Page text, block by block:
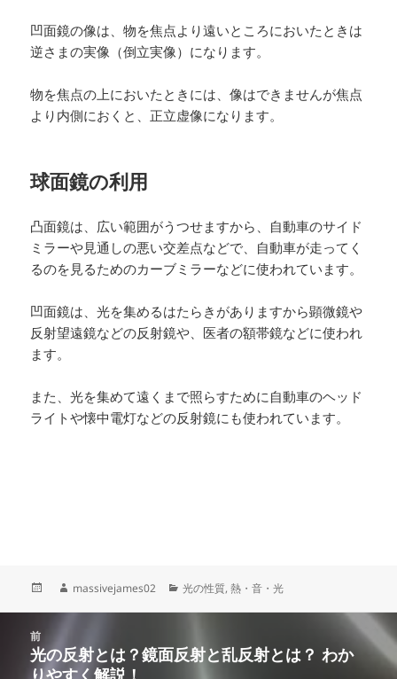
凹面鏡の像は、物を焦点より遠いところにおいたときは
逆さまの実像（倒立実像）になります。
物を焦点の上においたときには、像はできませんが焦点
より内側におくと、正立虚像になります。
球面鏡の利用
凸面鏡は、広い範囲がうつせますから、自動車のサイド
ミラーや見通しの悪い交差点などで、自動車が走ってく
るのを見るためのカーブミラーなどに使われています。
凹面鏡は、光を集めるはたらきがありますから顕微鏡や
反射望遠鏡などの反射鏡や、医者の額帯鏡などに使われ
ます。
また、光を集めて遠くまで照らすために自動車のヘッド
ライトや懐中電灯などの反射鏡にも使われています。
作
massivejames02
カ
ー
光の性質,熱・音・光
前
前
の
光の反射とは？鏡面反射と乱反射とは？ わか
りやすく解説！